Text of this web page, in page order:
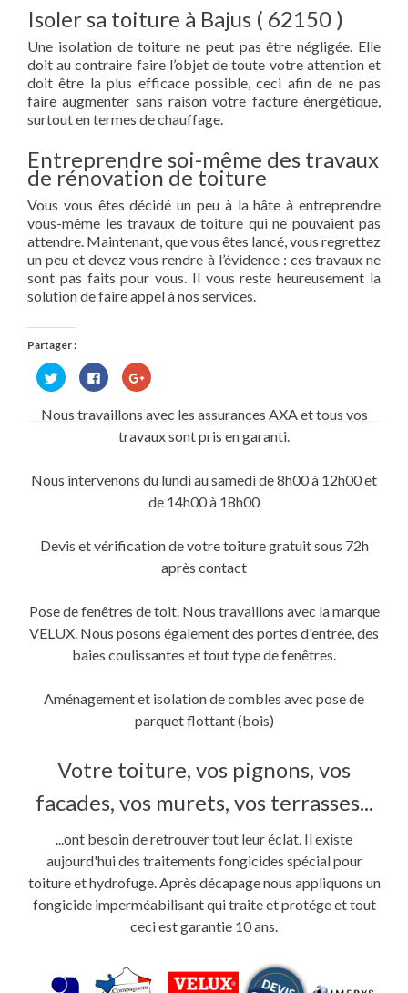
Isoler sa toiture à Bajus ( 62150 )
Une isolation de toiture ne peut pas être négligée. Elle
doit au contraire faire l’objet de toute votre attention et
doit être la plus efficace possible, ceci afin de ne pas
faire augmenter sans raison votre facture énergétique,
surtout en termes de chauffage.
Entreprendre soi-même des travaux
de rénovation de toiture
Vous vous êtes décidé un peu à la hâte à entreprendre
vous-même les travaux de toiture qui ne pouvaient pas
attendre. Maintenant, que vous êtes lancé, vous regrettez
un peu et devez vous rendre à l’évidence : ces travaux ne
sont pas faits pour vous. Il vous reste heureusement la
solution de faire appel à nos services.
Partager :
Cliquez
pour
partager
Twitter(ouvre
Cliquez
pour
partager
sur
Facebook(ouvre
dans
une
Cliquez
pour
Google+
dans
fenêtre)
Nous travaillons avec les assurances AXA et tous vos
travaux sont pris en garanti.
Nous intervenons du lundi au samedi de 8h00 à 12h00 et
de 14h00 à 18h00
Devis et vérification de votre toiture gratuit sous 72h
après contact
Pose de fenêtres de toit. Nous travaillons avec la marque
VELUX. Nous posons également des portes d'entrée, des
baies coulissantes et tout type de fenêtres.
Aménagement et isolation de combles avec pose de
parquet flottant (bois)
Votre toiture, vos pignons, vos
facades, vos murets, vos terrasses...
...ont besoin de retrouver tout leur éclat. Il existe
aujourd'hui des traitements fongicides spécial pour
toiture et hydrofuge. Après décapage nous appliquons un
fongicide imperméabilisant qui traite et protége et tout
ceci est garantie 10 ans.